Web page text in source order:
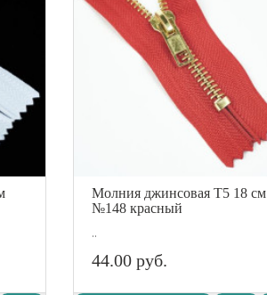
Молния джинсовая Т5 18 см
№148 красный
..
44.00 руб.